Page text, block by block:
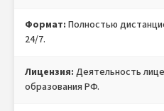
Формат: Полностью
24/7.
Лицензия: Деятельность
образования РФ.